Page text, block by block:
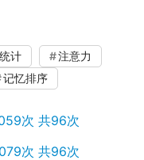
计
注意力
记忆排序
次 共96次
次 共96次